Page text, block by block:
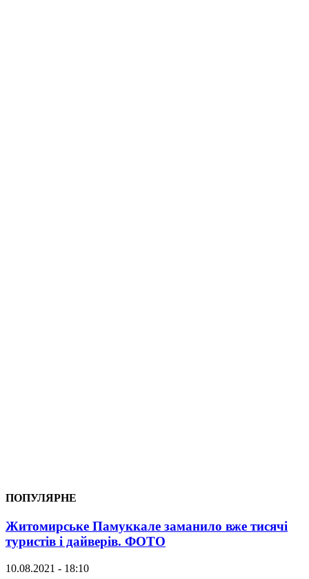
ПОПУЛЯРНЕ
Житомирське Памуккале заманило вже тисячі
туристів і дайверів. ФОТО
10.08.2021 - 18:10